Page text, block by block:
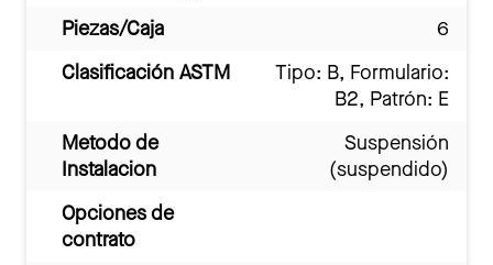
Piezas/Caja
6
Clasificación ASTM
Tipo: B, Formulario:
B2, Patrón: E
Metodo de
Instalacion
Suspensión
(suspendido)
Opciones de
contrato